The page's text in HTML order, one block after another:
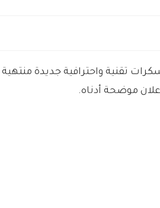
تقنية واحترافية جديدة منتهية
موضحة أدناه.